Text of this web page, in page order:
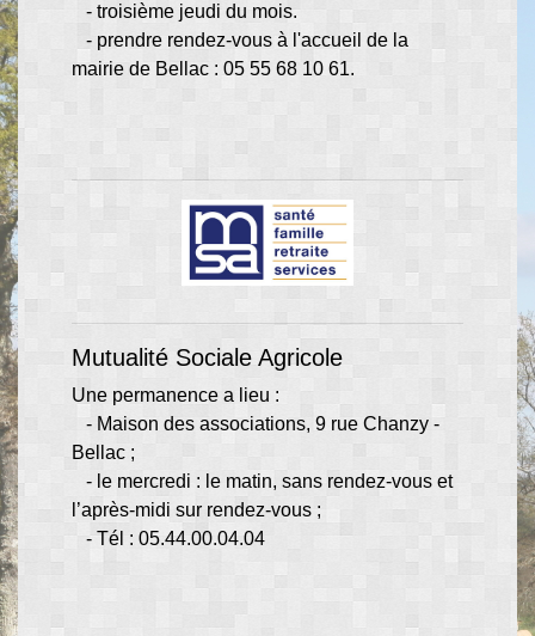
- troisième jeudi du mois.
- prendre rendez-vous à l'accueil de la
mairie de Bellac : 05 55 68 10 61.
Mutualité Sociale Agricole
Une permanence a lieu :
- Maison des associations, 9 rue Chanzy -
Bellac ;
- le mercredi : le matin, sans rendez-vous et
l’après-midi sur rendez-vous ;
- Tél : 05.44.00.04.04